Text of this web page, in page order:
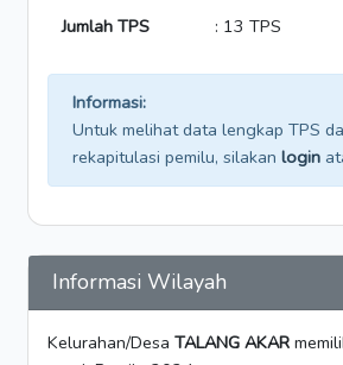
Jumlah TPS : 13 TPS
Informasi:
Untuk melihat data lengkap TPS
rekapitulasi pemilu, silakan login
Informasi Wilayah
Kelurahan/Desa TALANG AKAR